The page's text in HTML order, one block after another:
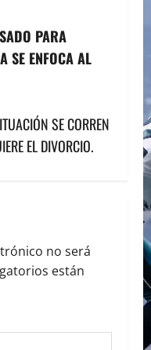
PARA
SE ENFOCA AL
SE CORREN
EL DIVORCIO.
no será
están